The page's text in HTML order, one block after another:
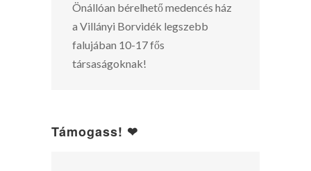
Önállóan bérelhető medencés ház
a Villányi Borvidék legszebb
falujában 10-17 fős
társaságoknak!
Támogass! ❤